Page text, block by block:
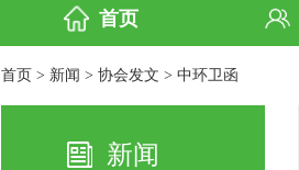
首页
首页 > 新闻 > 协会发文 > 中环卫函
新闻